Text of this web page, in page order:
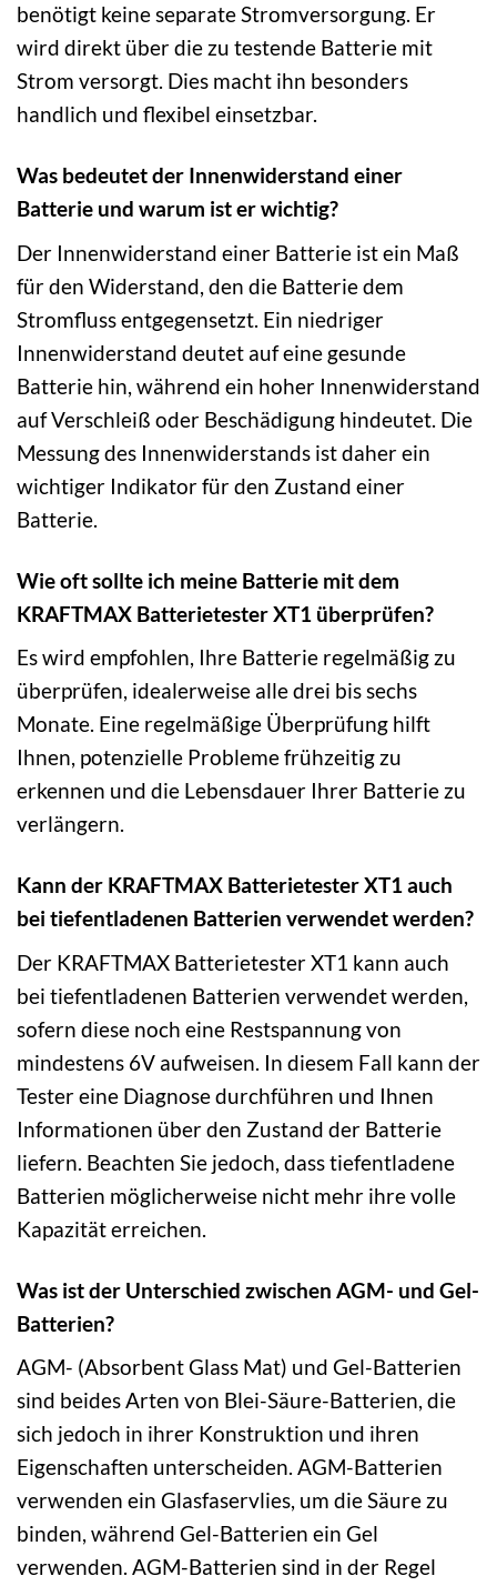
benötigt keine separate Stromversorgung. Er
wird direkt über die zu testende Batterie mit
Strom versorgt. Dies macht ihn besonders
handlich und flexibel einsetzbar.
Was bedeutet der Innenwiderstand einer
Batterie und warum ist er wichtig?
Der Innenwiderstand einer Batterie ist ein Maß
für den Widerstand, den die Batterie dem
Stromfluss entgegensetzt. Ein niedriger
Innenwiderstand deutet auf eine gesunde
Batterie hin, während ein hoher Innenwiderstand
auf Verschleiß oder Beschädigung hindeutet. Die
Messung des Innenwiderstands ist daher ein
wichtiger Indikator für den Zustand einer
Batterie.
Wie oft sollte ich meine Batterie mit dem
KRAFTMAX Batterietester XT1 überprüfen?
Es wird empfohlen, Ihre Batterie regelmäßig zu
überprüfen, idealerweise alle drei bis sechs
Monate. Eine regelmäßige Überprüfung hilft
Ihnen, potenzielle Probleme frühzeitig zu
erkennen und die Lebensdauer Ihrer Batterie zu
verlängern.
Kann der KRAFTMAX Batterietester XT1 auch
bei tiefentladenen Batterien verwendet werden?
Der KRAFTMAX Batterietester XT1 kann auch
bei tiefentladenen Batterien verwendet werden,
sofern diese noch eine Restspannung von
mindestens 6V aufweisen. In diesem Fall kann der
Tester eine Diagnose durchführen und Ihnen
Informationen über den Zustand der Batterie
liefern. Beachten Sie jedoch, dass tiefentladene
Batterien möglicherweise nicht mehr ihre volle
Kapazität erreichen.
Was ist der Unterschied zwischen AGM- und Gel-
Batterien?
AGM- (Absorbent Glass Mat) und Gel-Batterien
sind beides Arten von Blei-Säure-Batterien, die
sich jedoch in ihrer Konstruktion und ihren
Eigenschaften unterscheiden. AGM-Batterien
verwenden ein Glasfaservlies, um die Säure zu
binden, während Gel-Batterien ein Gel
verwenden. AGM-Batterien sind in der Regel